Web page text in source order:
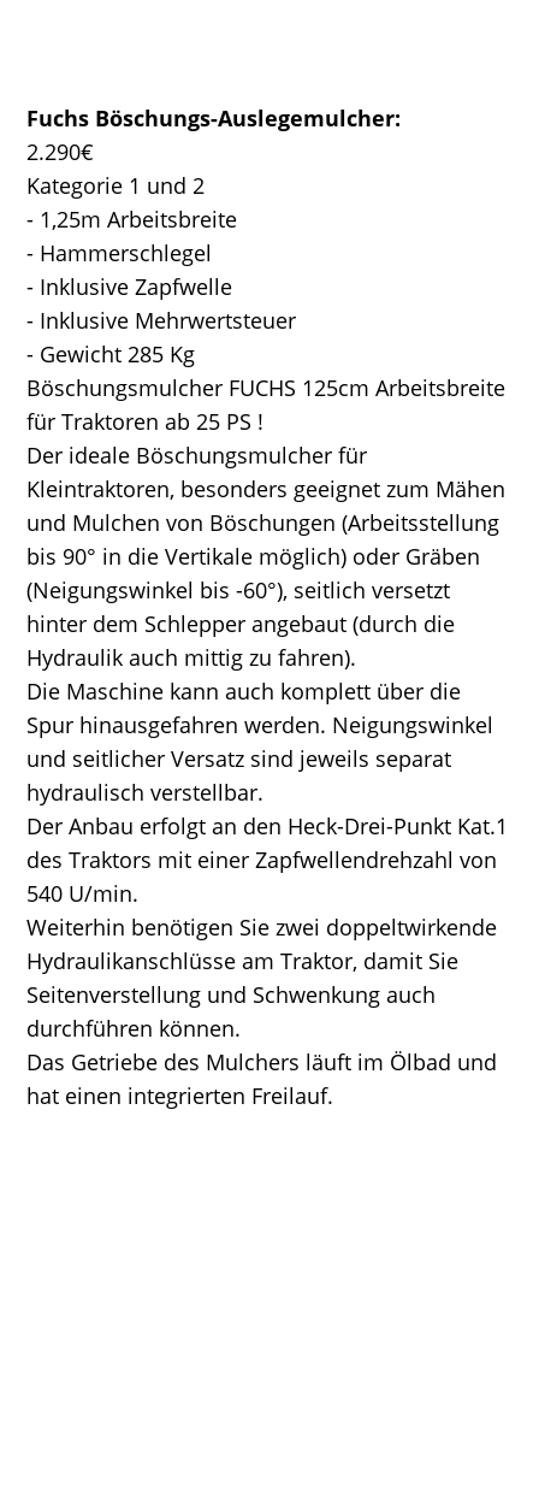
Fuchs Böschungs-Auslegemulcher:
2.290€
Kategorie 1 und 2
- 1,25m Arbeitsbreite
- Hammerschlegel
- Inklusive Zapfwelle
- Inklusive Mehrwertsteuer
- Gewicht 285 Kg
Böschungsmulcher FUCHS 125cm Arbeitsbreite
für Traktoren ab 25 PS !
Der ideale Böschungsmulcher für
Kleintraktoren, besonders geeignet zum Mähen
und Mulchen von Böschungen (Arbeitsstellung
bis 90° in die Vertikale möglich) oder Gräben
(Neigungswinkel bis -60°), seitlich versetzt
hinter dem Schlepper angebaut (durch die
Hydraulik auch mittig zu fahren).
Die Maschine kann auch komplett über die
Spur hinausgefahren werden. Neigungswinkel
und seitlicher Versatz sind jeweils separat
hydraulisch verstellbar.
Der Anbau erfolgt an den Heck-Drei-Punkt Kat.1
des Traktors mit einer Zapfwellendrehzahl von
540 U/min.
Weiterhin benötigen Sie zwei doppeltwirkende
Hydraulikanschlüsse am Traktor, damit Sie
Seitenverstellung und Schwenkung auch
durchführen können.
Das Getriebe des Mulchers läuft im Ölbad und
hat einen integrierten Freilauf.